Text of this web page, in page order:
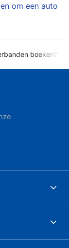
om een auto
boeken?